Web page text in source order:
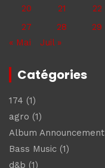
20
21 22
27
28 29
« Mai
Juil »
Catégories
174 (1)
agro (1)
Album Announcement
Bass Music (1)
d&b (1)